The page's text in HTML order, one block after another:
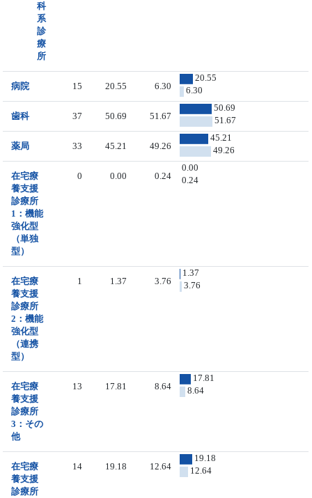
科
系
診
療
所
病院 15 20.55 6.30
20.55
6.30
歯科 37 50.69 51.67
50.69
51.67
薬局 33 45.21 49.26
45.21
49.26
在宅療
養支援
診療所
1：機能
強化型
（単独
型）
0 0.00 0.24
0.00
0.24
在宅療
養支援
診療所
2：機能
強化型
（連携
型）
1 1.37 3.76
1.37
3.76
在宅療
養支援
診療所
3：その
他
13 17.81 8.64
17.81
8.64
在宅療
養支援
診療所
14 19.18 12.64
19.18
12.64